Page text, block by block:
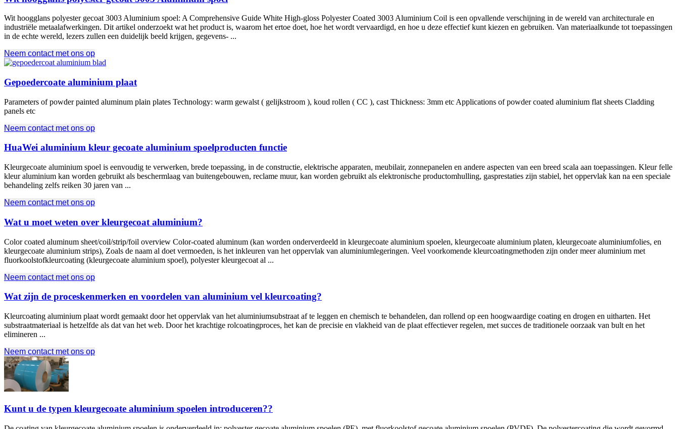
Wit hoogglans polyester gecoat 3003 Aluminium spoel: A Comprehensive Guide White High-gloss Polyester Coated 3003 Aluminium Coil is een opvallende verschijning in de wereld van architecturale en
industriële metaalafwerkingen. Dit artikel onderzoekt wat het product is, waarom het ertoe doet, hoe het wordt vervaardigd, en hoe u deze effectief kunt kiezen en gebruiken. Van materiaalkunde tot toepassingen
in de echte wereld, lezers zullen een duidelijk beeld krijgen, gegevens- ...
Neem contact met ons op
Gepoedercoate aluminium plaat
Parameters of powder painted aluminum plain plates Technology: warm gewalst ( gelijkstroom ), koud rollen ( CC ), cast Thickness: 3mm etc Applications of powder coated aluminium flat sheets Cladding
panels etc
Neem contact met ons op
HuaWei aluminium kleur gecoate aluminium spoelproducten functie
Kleurgecoate aluminium spoel is eenvoudig te verwerken, brede toepassing, in de constructie, elektrische apparaten, meubilair, zonnepanelen en andere aspecten van een breed scala aan toepassingen. Kleur felle
kleur aluminium kan worden gebruikt als beschermlaag van buitengebouwen, reclame muur, kan worden gebruikt als elektronische productomhulling, gasprestaties zijn stabiel, het oppervlak kan na een speciale
behandeling zelfs reiken 30 jaren van ...
Neem contact met ons op
Wat u moet weten over kleurgecoat aluminium?
Color coated aluminum sheet/coil/strip/foil overview Color-coated aluminum (kan worden onderverdeeld in kleurgecoate aluminium spoelen, kleurgecoate aluminium platen, kleurgecoate aluminiumfolies, en
kleurgecoate aluminium strips), Zoals de naam al doet vermoeden, is het inkleuren van het oppervlak van aluminiumlegeringen. Veel voorkomende kleurcoatingmethoden zijn onder meer aluminium met
fluorkoolstofkleurcoating (kleurgecoate aluminium spoel), polyester kleurgecoat al ...
Neem contact met ons op
Wat zijn de proceskenmerken en voordelen van aluminium vel kleurcoating?
Kleurcoating aluminium plaat wordt gemaakt door het oppervlak van het aluminiumsubstraat af te leggen en chemisch te behandelen, dan rollend op een hoogwaardige coating en drogen en uitharten. Het
substraatmateriaal is hetzelfde als dat van het web. Door het krachtige rolcoatingproces, het kan de precisie en vlakheid van de plaat effectiever regelen, met succes de traditionele oorzaak van bult en het
elimineren ...
Neem contact met ons op
Kunt u de typen kleurgecoate aluminium spoelen introduceren??